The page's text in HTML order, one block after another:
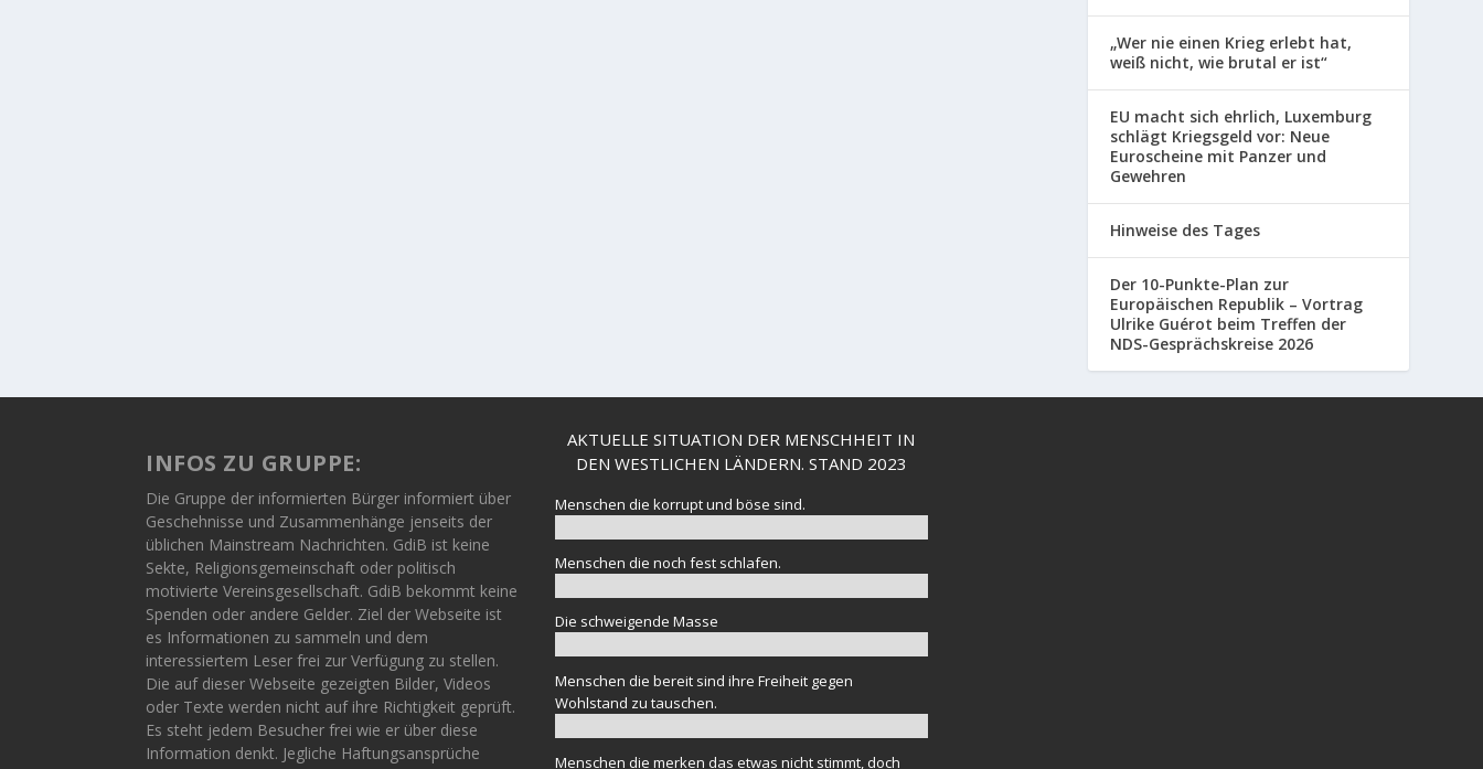
„Wer nie einen Krieg erlebt hat,
weiß nicht, wie brutal er ist“
EU macht sich ehrlich, Luxemburg
schlägt Kriegsgeld vor: Neue
Euroscheine mit Panzer und
Gewehren
Hinweise des Tages
Der 10-Punkte-Plan zur
Europäischen Republik – Vortrag
Ulrike Guérot beim Treffen der
NDS-Gesprächskreise 2026
INFOS ZU GRUPPE:
Die Gruppe der informierten Bürger informiert über
Geschehnisse und Zusammenhänge jenseits der
üblichen Mainstream Nachrichten. GdiB ist keine
Sekte, Religionsgemeinschaft oder politisch
motivierte Vereinsgesellschaft. GdiB bekommt keine
Spenden oder andere Gelder. Ziel der Webseite ist
es Informationen zu sammeln und dem
interessiertem Leser frei zur Verfügung zu stellen.
Die auf dieser Webseite gezeigten Bilder, Videos
oder Texte werden nicht auf ihre Richtigkeit geprüft.
Es steht jedem Besucher frei wie er über diese
Information denkt. Jegliche Haftungsansprüche
AKTUELLE SITUATION DER MENSCHHEIT IN
DEN WESTLICHEN LÄNDERN. STAND 2023
Menschen die korrupt und böse sind.
Menschen die noch fest schlafen.
Die schweigende Masse
Menschen die bereit sind ihre Freiheit gegen
Wohlstand zu tauschen.
Menschen die merken das etwas nicht stimmt, doch